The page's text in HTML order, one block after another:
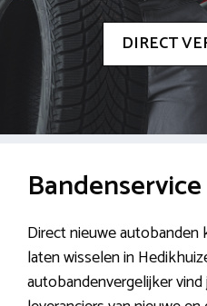
DIRECT
Direct nieuwe
laten wisselen in
autobandenvergelijker